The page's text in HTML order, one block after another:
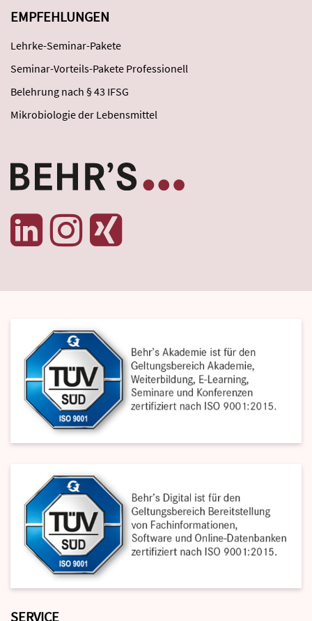
EMPFEHLUNGEN
Lehrke-Seminar-Pakete
Seminar-Vorteils-Pakete Professionell
Belehrung nach § 43 IFSG
Mikrobiologie der Lebensmittel
SERVICE